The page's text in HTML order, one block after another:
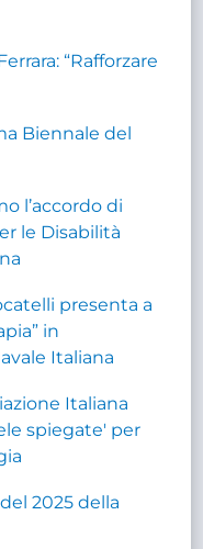
“Rafforzare
Biennale del
l’accordo di
le Disabilità
presenta a
in
Italiana
Italiana
spiegate' per
2025 della